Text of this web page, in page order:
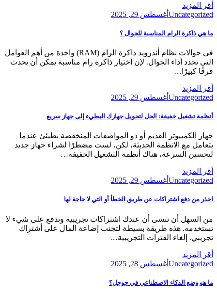
أقر المزيد
Uncategorized
Posted
أغسطس 29, 2025
ما هي ذاكرة الرام المناسبة للجوال ؟
في جوالات نظام أندرويد ذاكرة الرام (RAM) واحدة من أهم العوامل
التي تحدد أداء الجوال. لإن اختيار ذاكرة رام مناسبة يمكن أن يحدث
فرقًا كبيرًا…
أقر المزيد
Uncategorized
Posted
أغسطس 29, 2025
أنظمة تشغيل خفيفة: الحل لتحويل جهازك البطيء إلى جهاز سريع
جهاز الكمبيوتر القديم أو ذو المواصفات المنخفضة بطيئئ عندما
يتعامل مع الانظمة الحديثة، لكن، لست مضطرًا لشراء جهاز جديد
لتحسين السرعة، هناك أنظمة التشغيل الخفيفة…
أقر المزيد
Uncategorized
Posted
أغسطس 29, 2025
احذر من دفع اشتراكات عن طريق الخطأ أو التي لا حاجة لها
من السهل أن تنسى أن عندك اشتراكات تجريبية وتدفع على شيء لا
تستخدمه. هذه طريقة بسيطة لتجنب إضاعة المال على أشتراك
تجريبي. إلغاء الفترات التجريبية…
أقر المزيد
Uncategorized
Posted
أغسطس 28, 2025
ما هو وضع الذكاء الاصطناعي في جوجل؟